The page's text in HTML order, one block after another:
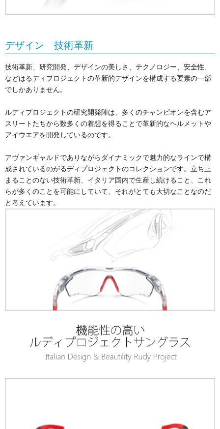
デザイン 技術革新
技術革新、研究開発、デザインの美しさ、テクノロジー、安全性、
などはるディプロジェクトの革新的デザインを構成する要素の一部
でしかありません。
ルディプロジェクトの研究開発陣は、多くのチャンピオンを含むア
スリートたちから数多くの着想を得ることで革新的なヘルメットや
アイウエアを開発しているのです。
アヴァンギャルドでありながらダイナミックで魅力的なラインで構
成されているのがるディプロジェクトのコレクションです。立ち止
まることのない技術革新、イタリア国内で生産し続けること、これ
らが多くのことを可能にしていて、それがとても大切なことなのだ
と考えています。